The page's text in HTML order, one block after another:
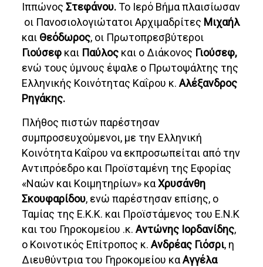
ΙππώνοςΣτεφάνου.Το Ιερό Βήμα πλαισίωσαν
οι Πανοσιολογιώτατοι Αρχιμαδρίτες Μιχαήλ
και Θεόδωρος, οι Πρωτοπρεσβύτεροι
Γιούσεφ και Παύλος και ο Διάκονος Γιούσεφ,
ενώ τους ύμνους έψαλε ο Πρωτοψάλτης της
Ελληνικής Κοινότητας Καΐρου κ.Αλέξανδρος
Ρηγάκης.
Πλήθος πιστών παρέστησαν
συμπροσευχούμενοι, με την Ελληνική
Κοινότητα Καΐρου να εκπροσωπείται από την
Αντιπρόεδρο και Προϊσταμένη της Εφορίας
«Ναών και Κοιμητηρίων» καΧρυσάνθη
Σκουφαρίδου, ενώ παρέστησαν επίσης, ο
Ταμίας της Ε.Κ.Κ. και Προϊστάμενος του Ε.Ν.Κ
και του Γηροκομείου .κ.Αντώνης Ιορδανίδης,
ο Κοινοτικός Επίτροπος κ.Ανδρέας Γιόσρι, η
Διευθύντρια του Γηροκομείου καΑγγέλα